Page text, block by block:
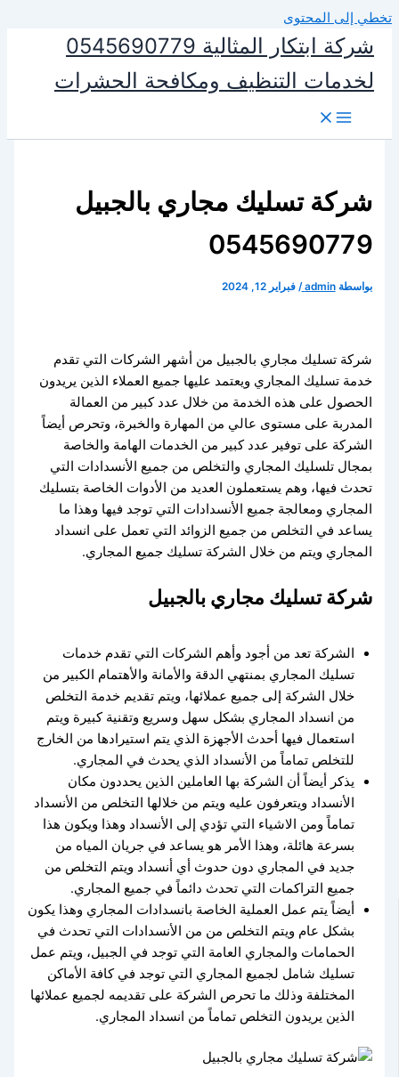
تخطي إلى المحتوى
شركة ابتكار المثالية 0545690779
لخدمات التنظيف ومكافحة الحشرات
شركة تسليك مجاري بالجبيل
0545690779
بواسطة admin
/فبراير 12, 2024
شركة تسليك مجاري بالجبيل من أشهر الشركات التي تقدم
خدمة تسليك المجاري ويعتمد عليها جميع العملاء الذين يريدون
الحصول على هذه الخدمة من خلال عدد كبير من العمالة
المدربة على مستوى عالي من المهارة والخبرة، وتحرص أيضاً
الشركة على توفير عدد كبير من الخدمات الهامة والخاصة
بمجال تلسليك المجاري والتخلص من جميع الأنسدادات التي
تحدث فيها، وهم يستعملون العديد من الأدوات الخاصة بتسليك
المجاري ومعالجة جميع الأنسدادات التي توجد فيها وهذا ما
يساعد في التخلص من جميع الزوائد التي تعمل على انسداد
المجاري ويتم من خلال الشركة تسليك جميع المجاري.
شركة تسليك مجاري بالجبيل
الشركة تعد من أجود وأهم الشركات التي تقدم خدمات
تسليك المجاري بمنتهي الدقة والأمانة والأهتمام الكبير من
خلال الشركة إلى جميع عملائها، ويتم تقديم خدمة التخلص
من انسداد المجاري بشكل سهل وسريع وتقنية كبيرة ويتم
استعمال فيها أحدث الأجهزة الذي يتم استيرادها من الخارج
للتخلص تماماً من الأنسداد الذي يحدث في المجاري.
يذكر أيضاً أن الشركة بها العاملين الذين يحددون مكان
الأنسداد ويتعرفون عليه ويتم من خلالها التخلص من الأنسداد
تماماً ومن الاشياء التي تؤدي إلى الأنسداد وهذا ويكون هذا
بسرعة هائلة، وهذا الأمر هو يساعد في جريان المياه من
جديد في المجاري دون حدوث أي أنسداد ويتم التخلص من
جميع التراكمات التي تحدث دائماً في جميع المجاري.
أيضاً يتم عمل العملية الخاصة بانسدادات المجاري وهذا يكون
بشكل عام ويتم التخلص من من الأنسدادات التي تحدث في
الحمامات والمجاري العامة التي توجد في الجبيل، ويتم عمل
تسليك شامل لجميع المجاري التي توجد في كافة الأماكن
المختلفة وذلك ما تحرص الشركة على تقديمه لجميع عملائها
الذين يريدون التخلص تماماً من انسداد المجاري.